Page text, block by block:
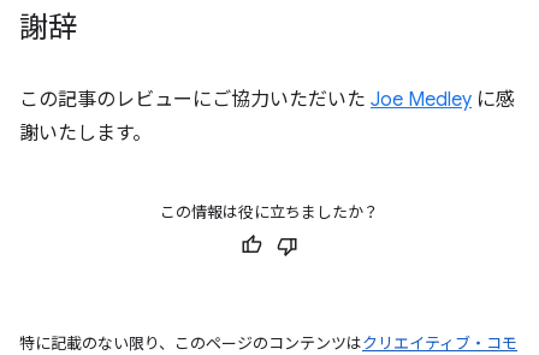
謝辞
この記事のレビューにご協力いただいた Joe Medley に感
謝いたします。
この情報は役に立ちましたか？
特に記載のない限り、このページのコンテンツはクリエイティブ・コモ